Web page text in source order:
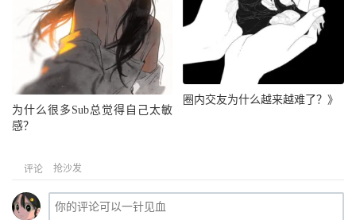
为什么很多Sub总觉得自己太敏
感？
圈内交友为什么越来越难了？》
评论 抢沙发